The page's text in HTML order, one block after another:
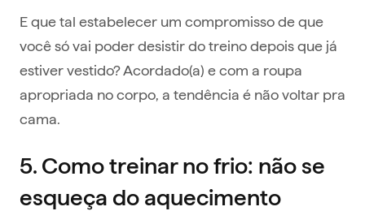
E que tal estabelecer um compromisso de que
você só vai poder desistir do treino depois que já
estiver vestido? Acordado(a) e com a roupa
apropriada no corpo, a tendência é não voltar pra
cama.
5. Como treinar no frio: não se
esqueça do aquecimento